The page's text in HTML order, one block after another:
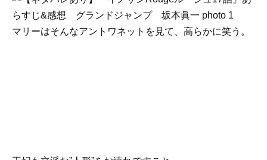
マリーはそんなアントワネットを見て、高らかに笑う。